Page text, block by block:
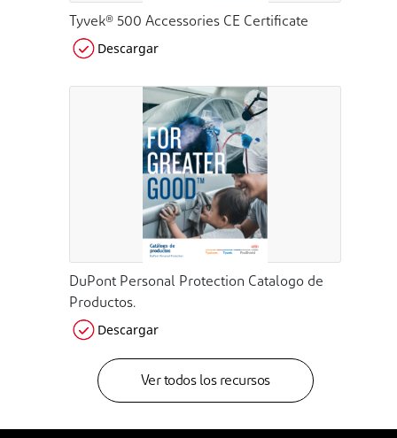
Tyvek® 500 Accessories CE Certificate
Descargar
DuPont Personal Protection Catalogo de
Productos.
Descargar
Ver todos los recursos